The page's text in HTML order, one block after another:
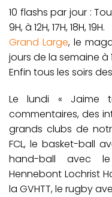
10 flashs par jour :
9H, à 12H, 17H, 18H, 19H.
Grand Large, le
jours de la semaine à
Enfin tous les soirs
Le lundi « Jaime
commentaires, des
grands clubs de
FCL, le basket-ball
hand-ball avec
Hennebont Lochrist
la GVHTT, le rugby